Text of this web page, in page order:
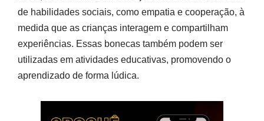
de habilidades sociais, como empatia e cooperação, à
medida que as crianças interagem e compartilham
experiências. Essas bonecas também podem ser
utilizadas em atividades educativas, promovendo o
aprendizado de forma lúdica.